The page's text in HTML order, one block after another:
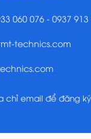
060 076 - 0937 913
technics.com
chỉ email để đăng